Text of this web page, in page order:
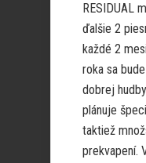
RESIDUAL
ďalšie 2
každé 2
roka sa
dobrej
plánuje
taktiež
prekvapení.